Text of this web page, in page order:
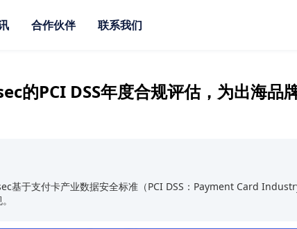
合作伙伴 联系我们
的PCI DSS年度合规评估，为出海品
基于支付卡产业数据安全标准（PCI DSS：Payment Card